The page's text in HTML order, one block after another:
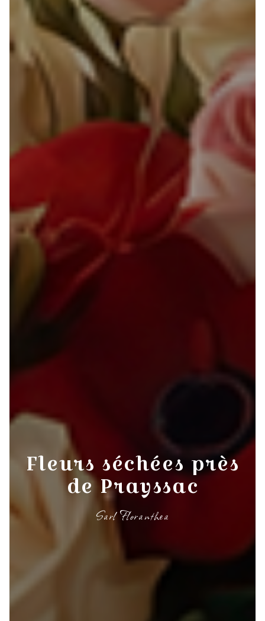
Fleurs séchées près
de Prayssac
Sarl Floranthea